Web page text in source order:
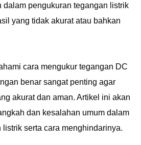
dalam pengukuran tegangan listrik
yang tidak akurat atau bahkan
cara mengukur tegangan DC
benar sangat penting agar
akurat dan aman. Artikel ini akan
dan kesalahan umum dalam
serta cara menghindarinya.